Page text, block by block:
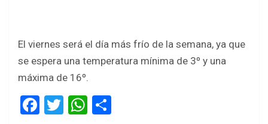
El viernes será el día más frío de la semana, ya que
se espera una temperatura mínima de 3º y una
máxima de 16º.
F
T
W